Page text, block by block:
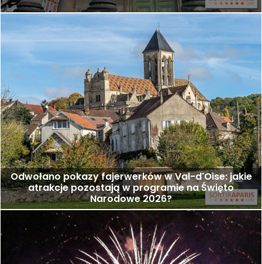
Odwołano pokazy fajerwerków w Val-d'Oise: jakie
atrakcje pozostają w programie na Święto
Narodowe 2026?